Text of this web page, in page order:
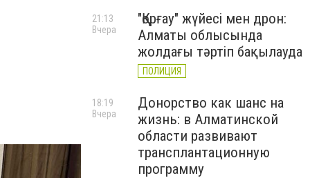
"Қорғау" жүйесі мен дрон:
Алматы облысында
жолдағы тәртіп бақылауда
ПОЛИЦИЯ
21:13
Вчера
Донорство как шанс на
жизнь: в Алматинской
области развивают
трансплантационную
программу
18:19
Вчера